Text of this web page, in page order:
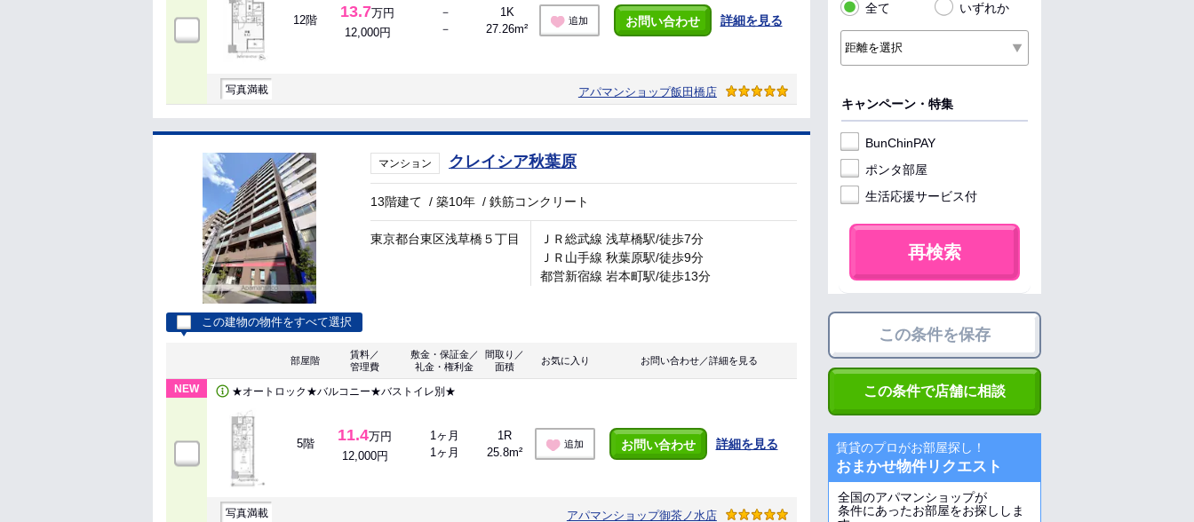
12階 13.7万円
12,000円
－
－
1K
27.26m²
追加 お問い合わせ 詳細を見る
写真満載 アパマンショップ飯田橋店
マンション クレイシア秋葉原
13階建て /築10年 /鉄筋コンクリート
東京都台東区浅草橋５丁目
ＪＲ総武線 浅草橋駅/徒歩7分
ＪＲ山手線 秋葉原駅/徒歩9分
都営新宿線 岩本町駅/徒歩13分
この建物の物件をすべて選択
部屋階
賃料／
管理費
敷金・保証金／
礼金・権利金
間取り／
面積
お気に入り お問い合わせ／詳細を見る
NEW ★オートロック★バルコニー★バストイレ別★
5階 11.4万円
12,000円
1ヶ月
1ヶ月
1R
25.8m²
追加 お問い合わせ 詳細を見る
写真満載 アパマンショップ御茶ノ水店
全て
いずれか
キャンペーン・特集
BunChinPAY
ポンタ部屋
生活応援サービス付
再検索
この条件を保存
この条件で店舗に相談
賃貸のプロがお部屋探し！
おまかせ物件リクエスト
全国のアパマンショップが
条件にあったお部屋をお探ししま